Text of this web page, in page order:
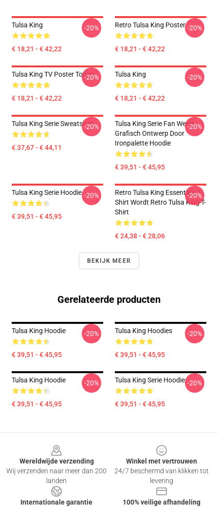
Tulsa King
€ 18,21 - € 42,22
-20% Retro Tulsa King Poster
€ 18,21 - € 42,22
-20%
Tulsa King TV Poster Tonen
€ 18,21 - € 42,22
-20% Tulsa King
€ 18,21 - € 42,22
-20%
Tulsa King Serie Sweatshirt
€ 37,67 - € 44,11
-20%
Tulsa King Serie Fan Werkt
Grafisch Ontwerp Door
Ironpalette Hoodie
€ 39,51 - € 45,95
-20%
Tulsa King Serie Hoodie
€ 39,51 - € 45,95
-20%
Retro Tulsa King Essentiële T-
Shirt Wordt Retro Tulsa King T-
Shirt
€ 24,38 - € 28,06
-20%
BEKIJK MEER
Gerelateerde producten
Tulsa King Hoodie
€ 39,51 - € 45,95
-20% Tulsa King Hoodies
€ 39,51 - € 45,95
-20%
Tulsa King Hoodie
€ 39,51 - € 45,95
-20% Tulsa King Serie Hoodie
€ 39,51 - € 45,95
-20%
Wereldwijde verzending
Wij verzenden naar meer dan 200
landen
Winkel met vertrouwen
24/7 beschermd van klikken tot
levering
Internationale garantie
100% veilige afhandeling